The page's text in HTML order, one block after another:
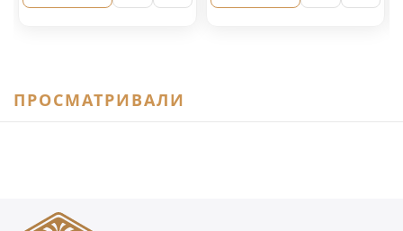
ПРОСМАТРИВАЛИ